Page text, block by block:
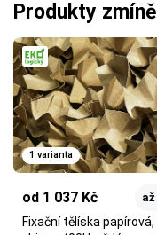
Produkty
1 varianta
od 1 037 Kč až
Fixační tělíska papírová,